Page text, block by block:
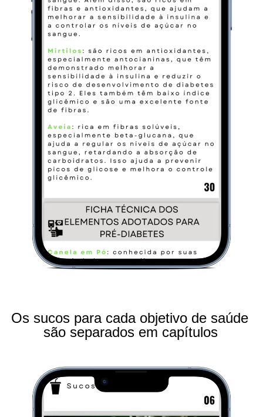
Os sucos para cada objetivo de saúde
são separados em capítulos